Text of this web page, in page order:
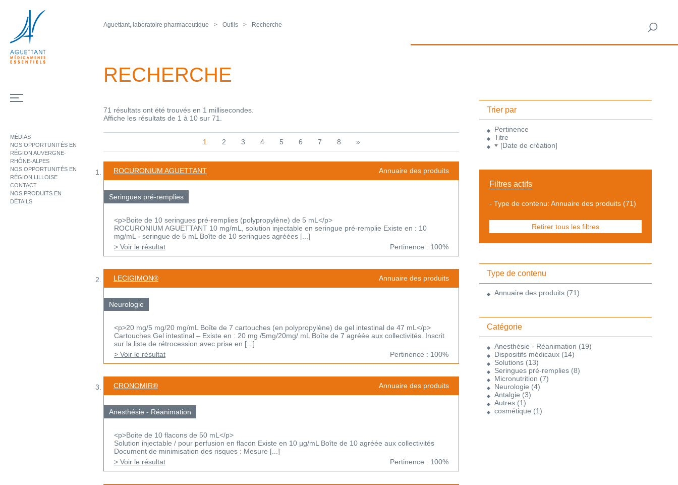
MÉDIAS
NOS OPPORTUNITÉS EN
RÉGION AUVERGNE-
RHÔNE-ALPES
NOS OPPORTUNITÉS EN
RÉGION LILLOISE
CONTACT
NOS PRODUITS EN
DÉTAILS
Aguettant, laboratoire pharmaceutique Outils Recherche
RECHERCHE
71 résultats ont été trouvés en 1 millisecondes.
Affiche les résultats de 1 à 10 sur 71.
1 2 3 4 5 6 7 8 »
ROCURONIUM AGUETTANT Annuaire des produits
Seringues pré-remplies
<p>Boite de 10 seringues pré-remplies (polypropylène) de 5 mL</p>
ROCURONIUM AGUETTANT 10 mg/mL, solution injectable en seringue pré-remplie Existe en : 10
mg/mL - seringue de 5 mL Boîte de 10 seringues agréées [...]
> Voir le résultat
Pertinence : 100%
LECIGIMON® Annuaire des produits
Neurologie
<p>20 mg/5 mg/20 mg/mL Boîte de 7 cartouches (en polypropylène) de gel intestinal de 47 mL</p>
Cartouches Gel intestinal – Existe en : 20 mg /5mg/20mg/ mL Boîte de 7 agréée aux collectivités. Inscrit
sur la liste de rétrocession avec prise en [...]
> Voir le résultat
Pertinence : 100%
CRONOMIR® Annuaire des produits
Anesthésie - Réanimation
<p>Boite de 10 flacons de 50 mL</p>
Solution injectable / pour perfusion en flacon Existe en 10 µg/mL Boîte de 10 agréée aux collectivités
Document de minimisation des risques : Mesure [...]
> Voir le résultat
Pertinence : 100%
Trier par
Pertinence
Titre
[Date de création]
Filtres actifs
- Type de contenu: Annuaire des produits (71)
Retirer tous les filtres
Type de contenu
Annuaire des produits (71)
Catégorie
Anesthésie - Réanimation (19)
Dispositifs médicaux (14)
Solutions (13)
Seringues pré-remplies (8)
Micronutrition (7)
Neurologie (4)
Antalgie (3)
Autres (1)
cosmétique (1)